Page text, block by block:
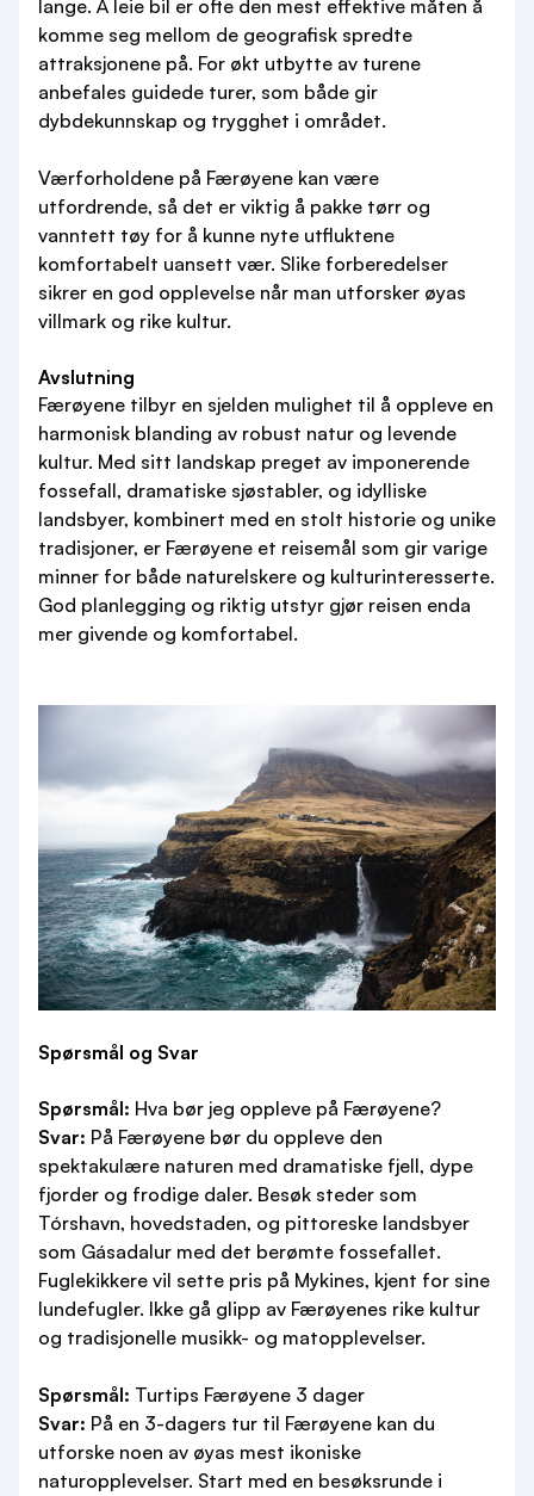
lange. Å leie bil er ofte den mest effektive måten å
komme seg mellom de geografisk spredte
attraksjonene på. For økt utbytte av turene
anbefales guidede turer, som både gir
dybdekunnskap og trygghet i området.
Værforholdene på Færøyene kan være
utfordrende, så det er viktig å pakke tørr og
vanntett tøy for å kunne nyte utfluktene
komfortabelt uansett vær. Slike forberedelser
sikrer en god opplevelse når man utforsker øyas
villmark og rike kultur.
Avslutning
Færøyene tilbyr en sjelden mulighet til å oppleve en
harmonisk blanding av robust natur og levende
kultur. Med sitt landskap preget av imponerende
fossefall, dramatiske sjøstabler, og idylliske
landsbyer, kombinert med en stolt historie og unike
tradisjoner, er Færøyene et reisemål som gir varige
minner for både naturelskere og kulturinteresserte.
God planlegging og riktig utstyr gjør reisen enda
mer givende og komfortabel.
Spørsmål og Svar
Spørsmål: Hva bør jeg oppleve på Færøyene?
Svar: På Færøyene bør du oppleve den
spektakulære naturen med dramatiske fjell, dype
fjorder og frodige daler. Besøk steder som
Tórshavn, hovedstaden, og pittoreske landsbyer
som Gásadalur med det berømte fossefallet.
Fuglekikkere vil sette pris på Mykines, kjent for sine
lundefugler. Ikke gå glipp av Færøyenes rike kultur
og tradisjonelle musikk- og matopplevelser.
Spørsmål: Turtips Færøyene 3 dager
Svar: På en 3-dagers tur til Færøyene kan du
utforske noen av øyas mest ikoniske
naturopplevelser. Start med en besøksrunde i